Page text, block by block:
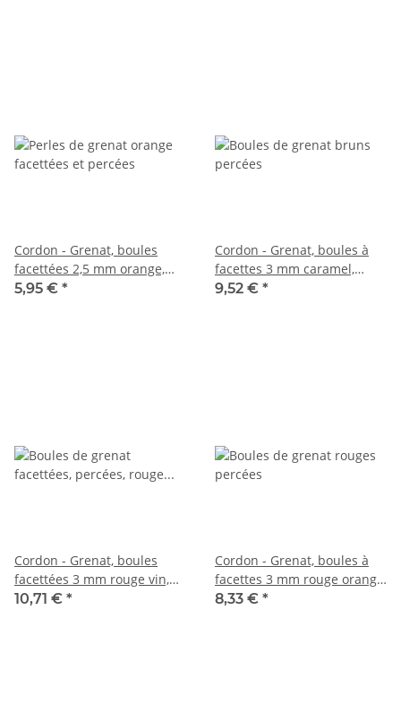
Cordon - Grenat, boules
facettées 2,5 mm orange,
longueur 38,5 cm /5335
5,95 € *
Cordon - Grenat, boules à
facettes 3 mm caramel,
longueur 38 cm /6648
9,52 € *
Cordon - Grenat, boules
facettées 3 mm rouge vin,
longueur 38,5 cm /6624
10,71 € *
Cordon - Grenat, boules à
facettes 3 mm rouge orangé,
longueur 39 cm /7746
8,33 € *